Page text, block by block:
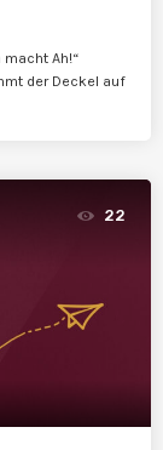
Ah!“
der Deckel auf
22